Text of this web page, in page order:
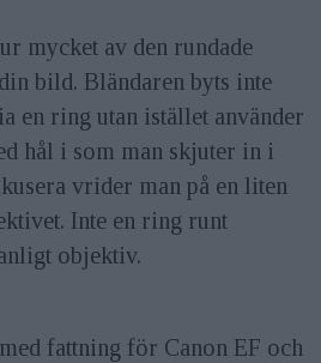
mycket av den rundade
bild. Bländaren byts inte
en ring utan istället använder
hål i som man skjuter in i
vrider man på en liten
Inte en ring runt
objektiv.
fattning för Canon EF och